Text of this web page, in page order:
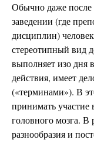
Обычно даже
заведении (где
дисциплин)
стереотипный вид
выполняет изо дня
действия, имеет
(«терминами»). В
принимать участие
головного мозга. В
разнообразия и